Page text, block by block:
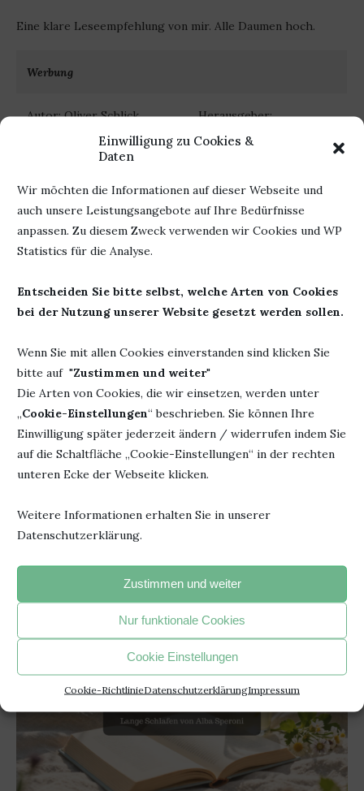
Einwilligung zu Cookies &
Daten
Wir möchten die Informationen auf dieser Webseite und
auch unsere Leistungsangebote auf Ihre Bedürfnisse
anpassen. Zu diesem Zweck verwenden wir Cookies und WP
Statistics für die Analyse.
Entscheiden Sie bitte selbst, welche Arten von Cookies
bei der Nutzung unserer Website gesetzt werden sollen.
Wenn Sie mit allen Cookies einverstanden sind klicken Sie
bitte auf "Zustimmen und weiter"
Die Arten von Cookies, die wir einsetzen, werden unter
„Cookie-Einstellungen“ beschrieben. Sie können Ihre
Einwilligung später jederzeit ändern / widerrufen indem Sie
auf die Schaltfläche „Cookie-Einstellungen“ in der rechten
unteren Ecke der Webseite klicken.
Weitere Informationen erhalten Sie in unserer
Datenschutzerklärung.
Zustimmen und weiter
Nur funktionale Cookies
Cookie Einstellungen
Cookie-RichtlinieDatenschutzerklärungImpressum
Eine klare Leseempfehlung von mir. Alle Daumen hoch.
Werbung
Autor: Oliver Schlick
Titel: So kalt wie Eis, so
Erschienen: 19. August 2015
Herausgeber:
Ueberreuter Verlag
ISBN: 978-3764170431
"Jedesmal, wenn du ein Buch fortgelegt hast und beginnst, den
Faden eigener Gedanken zu spinnen, hat das Buch seinen
beabsichtigten Zweck erreicht".
1